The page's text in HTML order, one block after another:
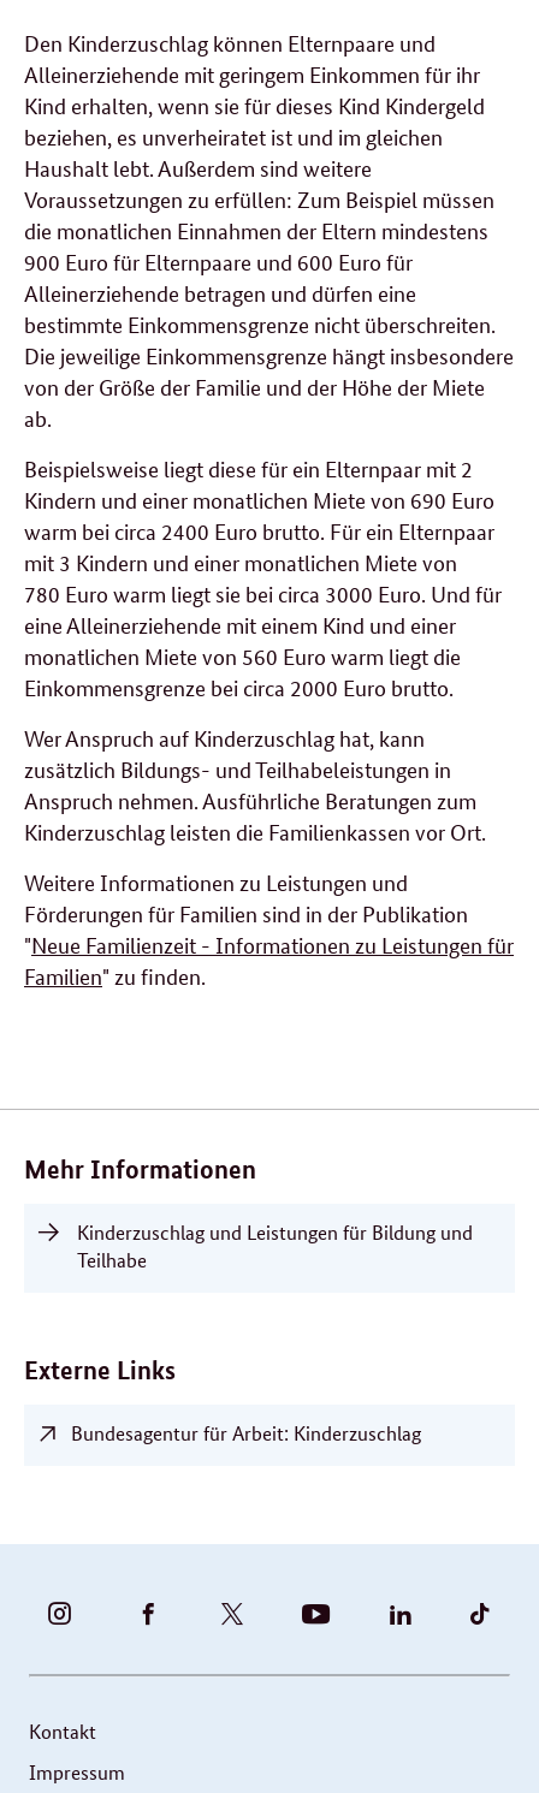
Den Kinderzuschlag können Elternpaare und
Alleinerziehende mit geringem Einkommen für ihr
Kind erhalten, wenn sie für dieses Kind Kindergeld
beziehen, es unverheiratet ist und im gleichen
Haushalt lebt. Außerdem sind weitere
Voraussetzungen zu erfüllen: Zum Beispiel müssen
die monatlichen Einnahmen der Eltern mindestens
900 Euro für Elternpaare und 600 Euro für
Alleinerziehende betragen und dürfen eine
bestimmte Einkommensgrenze nicht überschreiten.
Die jeweilige Einkommensgrenze hängt insbesondere
von der Größe der Familie und der Höhe der Miete
ab.
Beispielsweise liegt diese für ein Elternpaar mit 2
Kindern und einer monatlichen Miete von 690 Euro
warm bei circa 2400 Euro brutto. Für ein Elternpaar
mit 3 Kindern und einer monatlichen Miete von
780 Euro warm liegt sie bei circa 3000 Euro. Und für
eine Alleinerziehende mit einem Kind und einer
monatlichen Miete von 560 Euro warm liegt die
Einkommensgrenze bei circa 2000 Euro brutto.
Wer Anspruch auf Kinderzuschlag hat, kann
zusätzlich Bildungs- und Teilhabeleistungen in
Anspruch nehmen. Ausführliche Beratungen zum
Kinderzuschlag leisten die Familienkassen vor Ort.
Weitere Informationen zu Leistungen und
Förderungen für Familien sind in der Publikation
"Neue Familienzeit - Informationen zu Leistungen für
Familien" zu finden.
Mehr Informationen
Kinderzuschlag und Leistungen für Bildung und
Teilhabe
Externe Links
Bundesagentur für Arbeit: Kinderzuschlag
BUNDESFAMILIENMINISTERIUM
INSTAGRAM
VIDEOS
BUNDESFAMILIENMINISTERIUM
FACEBOOK
FAMILIENMINISTERIUM
|
BMBFSFJ
YOUTUBE
BMFSFJ
LINKEDIN
Kontakt
Impressum